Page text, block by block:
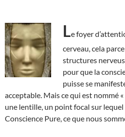
Le foyer
cerveau, cela
structures
pour que la
puisse se
acceptable. Mais ce qui est nommé «
une lentille, un point focal sur lequel
Conscience Pure, ce que nous